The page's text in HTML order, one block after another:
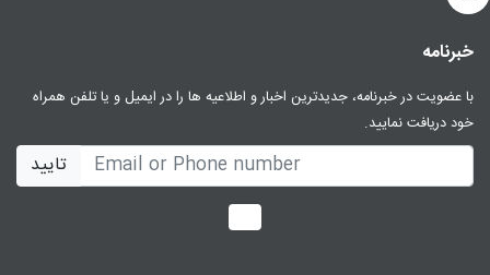
خبرنامه
با عضویت در خبرنامه، جدیدترین اخبار و اطلاعیه ها را در ایمیل و یا تلفن همراه
خود دریافت نمایید.
تایید